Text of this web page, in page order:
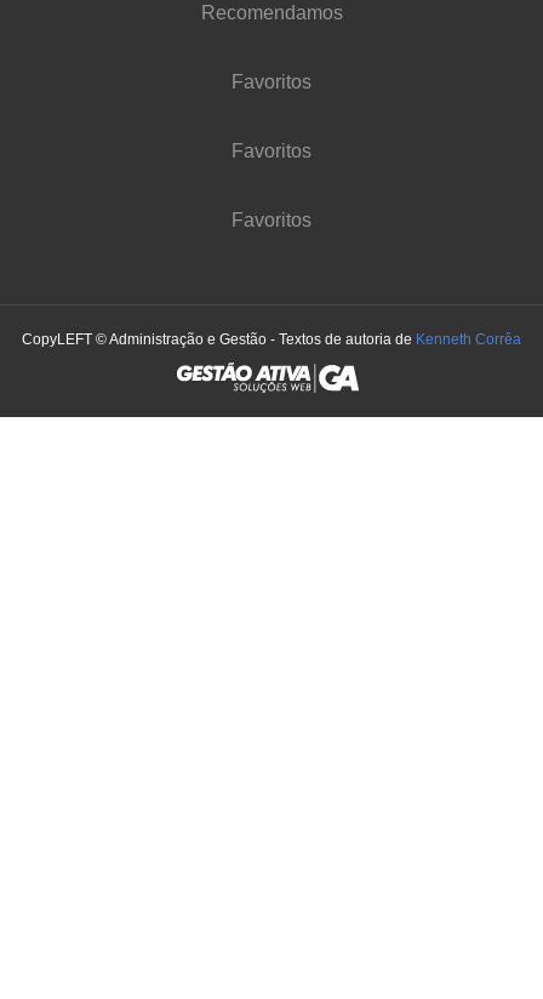
Recomendamos
Favoritos
Favoritos
Favoritos
CopyLEFT © Administração e Gestão - Textos de autoria de Kenneth Corrêa